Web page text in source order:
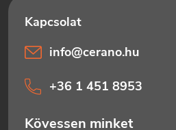
info@cerano.hu
+36 1 451 8953